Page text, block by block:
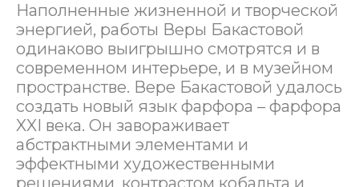
Наполненные жизненной и творческой
энергией, работы Веры Бакастовой
одинаково выигрышно смотрятся и в
современном интерьере, и в музейном
пространстве. Вере Бакастовой удалось
создать новый язык фарфора – фарфора
XXI века. Он завораживает
абстрактными элементами и
эффектными художественными
решениями, контрастом кобальта и